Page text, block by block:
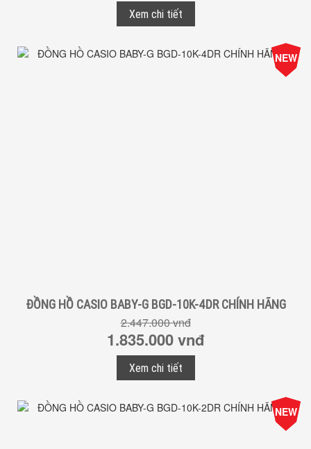
Xem chi tiết
-25%
Giá
NEW
ĐỒNG HỒ CASIO BABY-G BGD-10K-4DR CHÍNH HÃNG
2.447.000 vnđ
1.835.000 vnđ
Xem chi tiết
-25%
Giá
NEW